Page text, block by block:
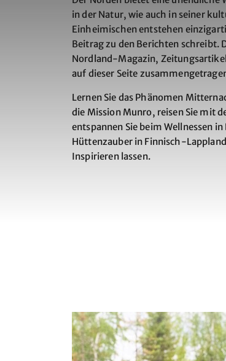
in der Natur, wie auch in seiner
Einheimischen entstehen
Beitrag zu den Berichten schreibt.
Nordland-Magazin,
auf dieser Seite
Lernen Sie das Phänomen
die Mission Munro, reisen Sie mit
entspannen Sie beim Wellnessen
Hüttenzauber in Finnisch-
Inspirieren lassen.